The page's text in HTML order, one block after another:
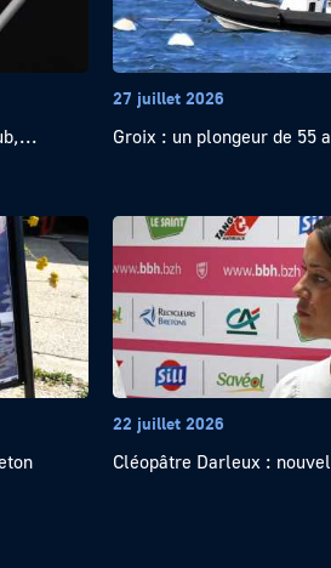
27 juillet 2026
Groix : un plongeur de 55
22 juillet 2026
Cléopâtre Darleux :